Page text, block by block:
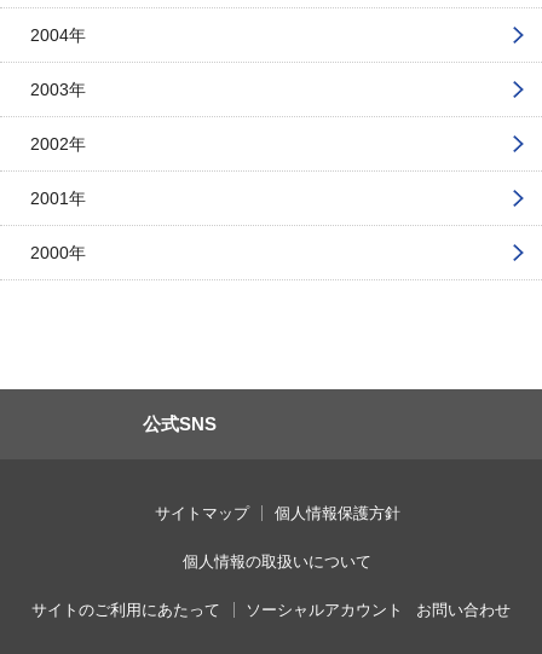
2004年
2003年
2002年
2001年
2000年
公式SNS
サイトマップ 個人情報保護方針
個人情報の取扱いについて
サイトのご利用にあたって ソーシャルアカウント お問い合わせ